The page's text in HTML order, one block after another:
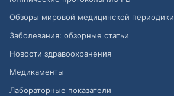
Обзоры мировой медицинской периодики
Заболевания: обзорные статьи
Новости здравоохранения
Медикаменты
Лабораторные показатели